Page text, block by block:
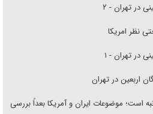
در تهران - ۲
نظر امریکا
در تهران - ۱
اربعین در تهران
است؛ موضوعات ایران و آمریکا بعداً بررسی